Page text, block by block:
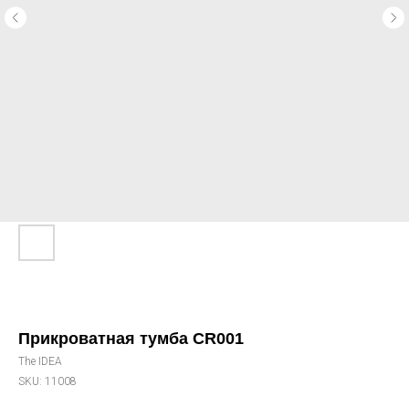
Прикроватная тумба CR001
The IDEA
SKU: 11008